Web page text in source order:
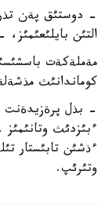
- دوستئق پةن
التئن
مةملةكةت
كوماندانئث
- بذل
ءبئزدئث
ءذشئن تابئستار
وتئرئپ.